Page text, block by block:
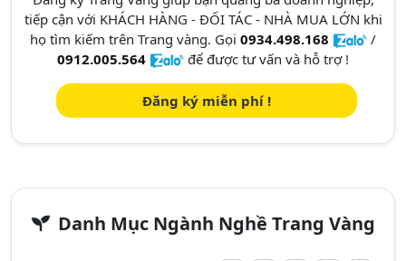
tiếp cận với KHÁCH HÀNG - ĐỐI TÁC - NHÀ MUA LỚN khi
họ tìm kiếm trên Trang vàng. Gọi 0934.498.168
/
0912.005.564
để được tư vấn và hỗ trợ !
Đăng ký miễn phí !
Danh Mục Ngành Nghề Trang Vàng